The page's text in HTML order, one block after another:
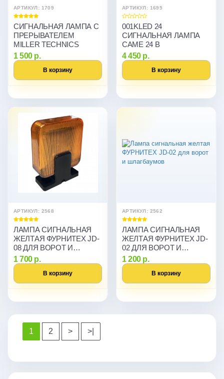
АРТИКУЛ: 1709
СИГНАЛЬНАЯ ЛАМПА С
ПРЕРЫВАТЕЛЕМ
MILLER TECHNICS
1 500 р.
В корзину
АРТИКУЛ: 1695
001KLED 24
СИГНАЛЬНАЯ ЛАМПА
CAME 24 В
4 450 р.
В корзину
АРТИКУЛ: 2568
ЛАМПА СИГНАЛЬНАЯ
ЖЕЛТАЯ ФУРНИТЕХ JD-
08 ДЛЯ ВОРОТ И
ШЛАГБАУМОВ
1 700 р.
В корзину
АРТИКУЛ: 2562
ЛАМПА СИГНАЛЬНАЯ
ЖЕЛТАЯ ФУРНИТЕХ JD-
02 ДЛЯ ВОРОТ И
ШЛАГБАУМОВ
1 200 р.
В корзину
1 2 > >|